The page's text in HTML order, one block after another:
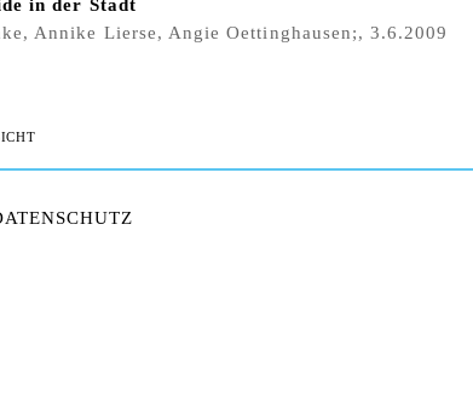
in der Stadt
Annike Lierse, Angie Oettinghausen;, 3.6.2009